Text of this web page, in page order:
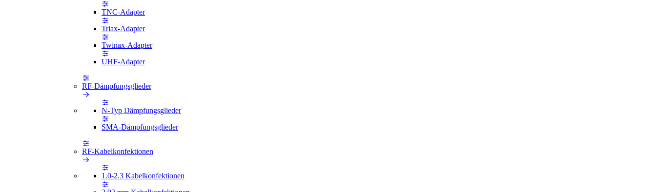
TNC-Adapter
Triax-Adapter
Twinax-Adapter
UHF-Adapter
RF-Dämpfungsglieder
N-Typ Dämpfungsglieder
SMA-Dämpfungsglieder
RF-Kabelkonfektionen
1.0-2.3 Kabelkonfektionen